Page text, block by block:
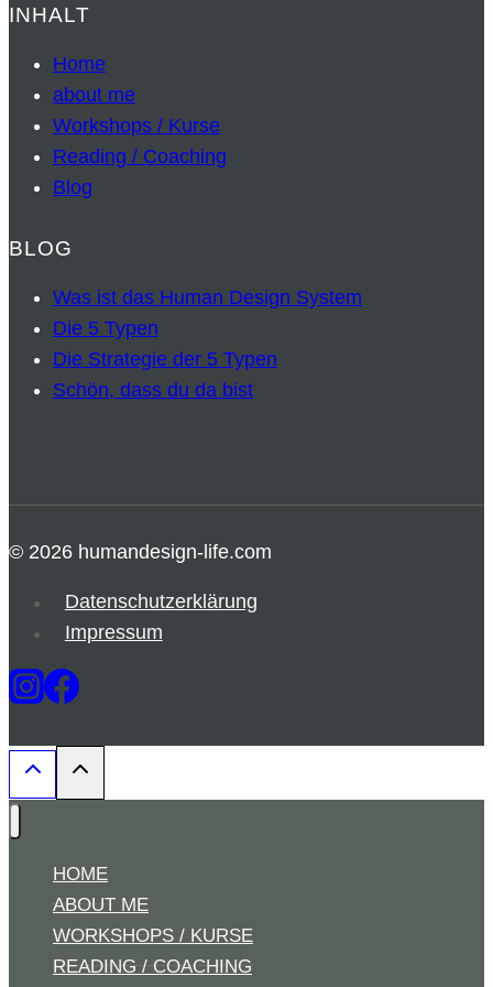
INHALT
Home
about me
Workshops / Kurse
Reading / Coaching
Blog
BLOG
Was ist das Human Design System
Die 5 Typen
Die Strategie der 5 Typen
Schön, dass du da bist
© 2026 humandesign-life.com
Datenschutzerklärung
Impressum
HOME
ABOUT ME
WORKSHOPS / KURSE
READING / COACHING